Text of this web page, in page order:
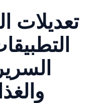
تعديلات